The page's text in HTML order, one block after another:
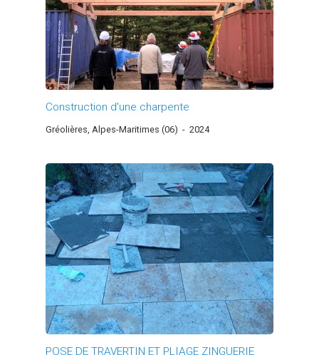
Construction d'une charpente
Gréolières, Alpes-Maritimes (06) - 2024
POSE DE TRAVERTIN ET PLIAGE ZINGUERIE